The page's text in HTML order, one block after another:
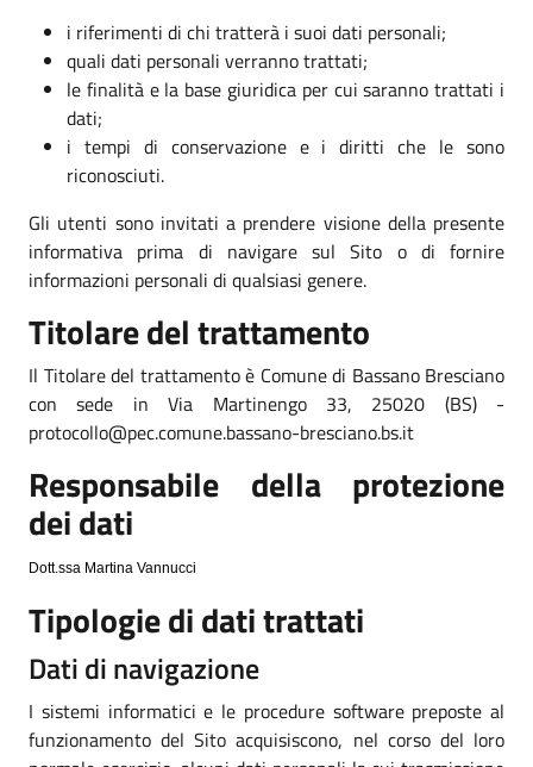
i riferimenti di chi tratterà i suoi dati personali;
quali dati personali verranno trattati;
le finalità e la base giuridica per cui saranno trattati i
dati;
i tempi di conservazione e i diritti che le sono
riconosciuti.
Gli utenti sono invitati a prendere visione della presente
informativa prima di navigare sul Sito o di fornire
informazioni personali di qualsiasi genere.
Titolare del trattamento
Il Titolare del trattamento è Comune di Bassano Bresciano
con sede in Via Martinengo 33, 25020 (BS) -
protocollo@pec.comune.bassano-bresciano.bs.it
Responsabile della protezione
dei dati
Dott.ssa Martina Vannucci
Tipologie di dati trattati
Dati di navigazione
I sistemi informatici e le procedure software preposte al
funzionamento del Sito acquisiscono, nel corso del loro